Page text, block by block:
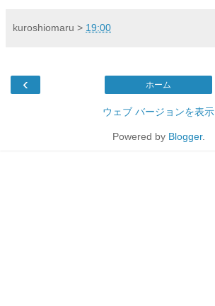
kuroshiomaru > 19:00
‹ ホーム
ウェブ バージョンを表示
Powered by Blogger.